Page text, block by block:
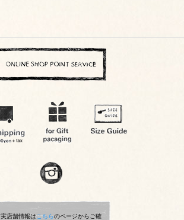
実店舗情報はこちらのページからご確